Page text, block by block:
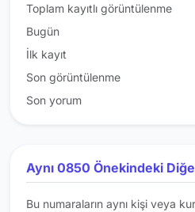
Toplam kayıtlı görüntülenme
Bugün
İlk kayıt
Son görüntülenme
Son yorum
Aynı 0850 Önekindeki
Bu numaraların aynı kişi veya